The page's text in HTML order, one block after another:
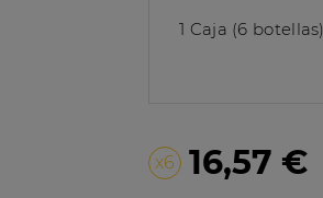
1 Caja (6 botellas)
x6 16,57 €